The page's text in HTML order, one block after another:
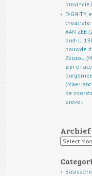
provincie
DIGNITY,
theatrale
AAN ZEE
oud-ll.
bouwde
Zouzou
zijn er
de
erover.
Archief
Archief